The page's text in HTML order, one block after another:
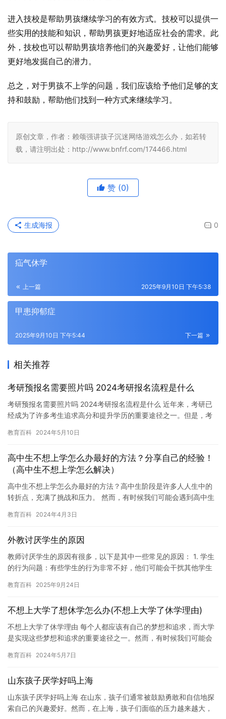
进入技校是帮助男孩继续学习的有效方式。技校可以提供一
些实用的技能和知识，帮助男孩更好地适应社会的需求。此
外，技校也可以帮助男孩培养他们的兴趣爱好，让他们能够
更好地发掘自己的潜力。
总之，对于男孩不上学的问题，我们应该给予他们足够的支
持和鼓励，帮助他们找到一种方式来继续学习。
原创文章，作者：赖颂强讲孩子沉迷网络游戏怎么办，如若转
载，请注明出处：http://www.bnfrf.com/174466.html
赞 (0)
0
生成海报
疝气休学
上一篇 2025年9月10日 下午5:38
甲患抑郁症
下一篇
2025年9月10日 下午5:44
相关推荐
考研预报名需要照片吗 2024考研报名流程是什么
考研预报名需要照片吗 2024考研报名流程是什么 近年来，考研已
经成为了许多考生追求高分和提升学历的重要途径之一。但是，考
教育百科 2024年5月10日
高中生不想上学怎么办最好的方法？分享自己的经验！
（高中生不想上学怎么解决）
高中生不想上学怎么办最好的方法？高中生阶段是许多人人生中的
转折点，充满了挑战和压力。 然而，有时候我们可能会遇到高中生
虑的…
教育百科 2024年4月3日
外教讨厌学生的原因
教师讨厌学生的原因有很多，以下是其中一些常见的原因： 1. 学生
的行为问题：有些学生的行为非常不好，他们可能会干扰其他学生
教育百科 2025年9月24日
不想上大学了想休学怎么办(不想上大学了休学理由)
不想上大学了休学理由 每个人都应该有自己的梦想和追求，而大学
是实现这些梦想和追求的重要途径之一。然而，有时候我们可能会
们想…
教育百科 2024年5月7日
山东孩子厌学好吗上海
山东孩子厌学好吗上海 在山东，孩子们通常被鼓励勇敢和自信地探
索自己的兴趣爱好。然而，在上海，孩子们面临的压力越来越大，